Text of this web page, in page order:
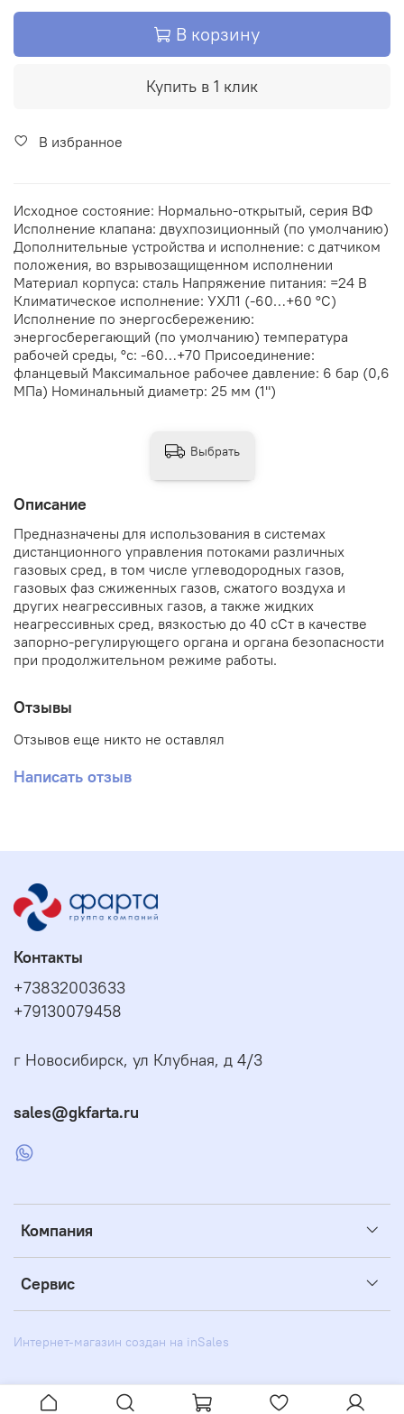
В корзину
Купить в 1 клик
В избранное
Исходное состояние: Нормально-открытый, серия ВФ
Исполнение клапана: двухпозиционный (по умолчанию)
Дополнительные устройства и исполнение: с датчиком
положения, во взрывозащищенном исполнении
Материал корпуса: сталь Напряжение питания: =24 В
Климатическое исполнение: УХЛ1 (-60…+60 °С)
Исполнение по энергосбережению:
энергосберегающий (по умолчанию) температура
рабочей среды, °с: -60…+70 Присоединение:
фланцевый Максимальное рабочее давление: 6 бар (0,6
МПа) Номинальный диаметр: 25 мм (1")
Описание
Предназначены для использования в системах
дистанционного управления потоками различных
газовых сред, в том числе углеводородных газов,
газовых фаз сжиженных газов, сжатого воздуха и
других неагрессивных газов, а также жидких
неагрессивных сред, вязкостью до 40 сСт в качестве
запорно-регулирующего органа и органа безопасности
при продолжительном режиме работы.
Отзывы
Отзывов еще никто не оставлял
Написать отзыв
Выбрать
Компания
Сервис
Контакты
+73832003633
+79130079458
г Новосибирск, ул Клубная, д 4/3
sales@gkfarta.ru
Интернет-магазин создан на inSales